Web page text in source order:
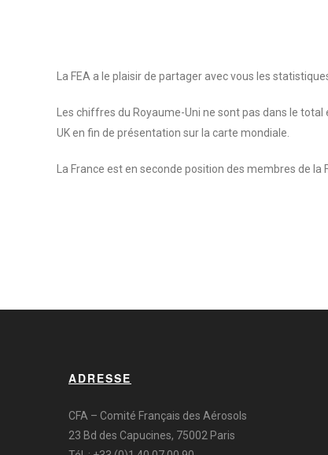
La FEA a le plaisir de partager avec vous les
Les chiffres du Royaume-Uni ne sont pas dans le
UK en fin de présentation sur la carte mondiale.
La France est en seconde position des membres de la
ADRESSE
CFA – Comité Français des Aérosols
23 Bd des Capucines, 75002 Paris